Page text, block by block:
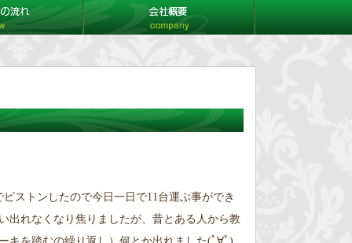
ストンしたので今日一日で11台運ぶ事ができ
出れなくなり焦りましたが、昔とある人から教